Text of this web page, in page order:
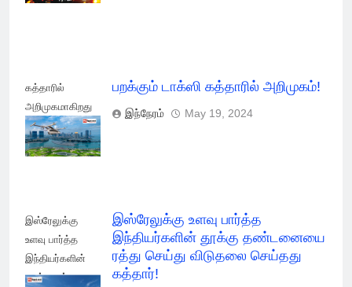
கத்தாரில்
அறிமுகமாகிறது
பறக்கும் டாக்ஸி!
பறக்கும் டாக்ஸி கத்தாரில் அறிமுகம்!
இந்நேரம் May 19, 2024
இஸ்ரேலுக்கு
உளவு பார்த்த
இந்தியர்களின்
தூக்கு ரத்து
இஸ்ரேலுக்கு உளவு பார்த்த
இந்தியர்களின் தூக்கு தண்டனையை
ரத்து செய்து விடுதலை செய்தது
கத்தார்!